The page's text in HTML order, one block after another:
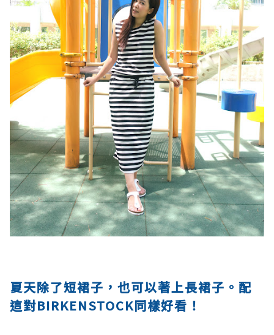
夏天除了短裙子，也可以著上長裙子。配
這對BIRKENSTOCK同樣好看！